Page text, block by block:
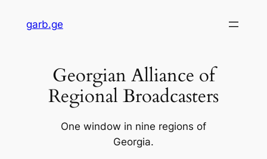
garb.ge
Georgian Alliance of
Regional Broadcasters
One window in nine regions of
Georgia.